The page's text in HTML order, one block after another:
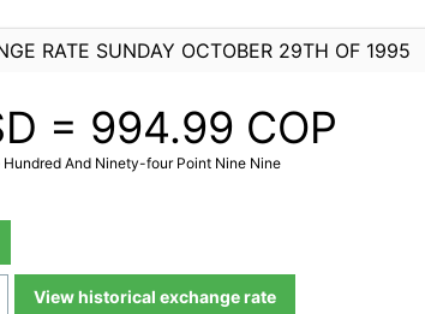
RATE SUNDAY OCTOBER 29TH OF 1995
= 994.99 COP
Hundred And Ninety-four Point Nine Nine
View historical exchange rate